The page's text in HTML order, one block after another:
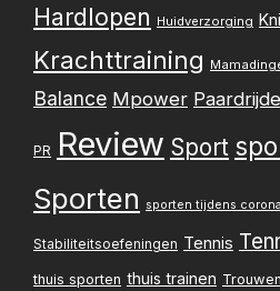
Hardlopen Huidverzorging
Krachttraining
Balance Mpower
PR Review Sport
Sporten sporten tijdens corona
Stabiliteitsoefeningen Tennis
thuis sporten thuis trainen Trouwen